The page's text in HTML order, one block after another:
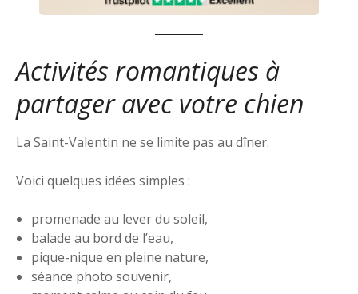
Activités romantiques à
partager avec votre chien
La Saint-Valentin ne se limite pas au dîner.
Voici quelques idées simples :
promenade au lever du soleil,
balade au bord de l’eau,
pique-nique en pleine nature,
séance photo souvenir,